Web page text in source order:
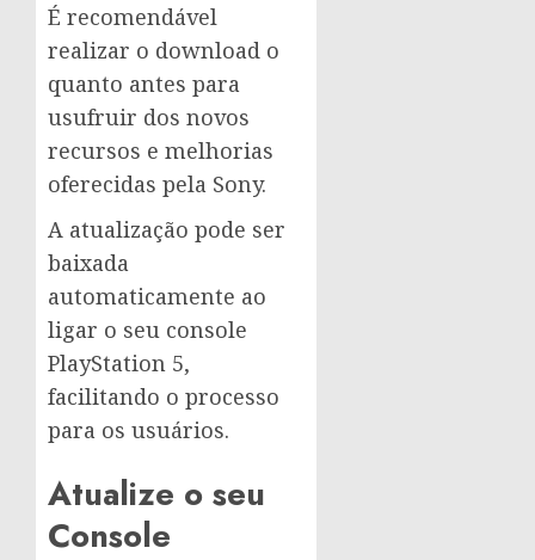
É recomendável
realizar o download o
quanto antes para
usufruir dos novos
recursos e melhorias
oferecidas pela Sony.
A atualização pode ser
baixada
automaticamente ao
ligar o seu console
PlayStation 5,
facilitando o processo
para os usuários.
Atualize o seu
Console